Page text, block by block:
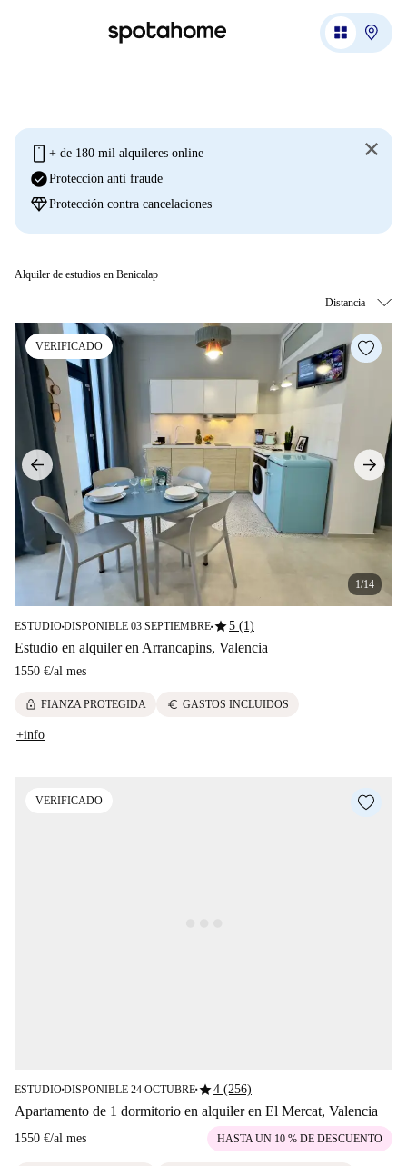
mobile + de 180 mil alquileres online
check_circleProtección anti fraude
diamondProtección contra cancelaciones
Alquiler de estudios en Benicalap
VERIFICADO
1/14
ESTUDIO■DISPONIBLE 03 SEPTIEMBRE■star5 (1)
Estudio en alquiler en Arrancapins, Valencia
1550 €/al mes
lock FIANZA PROTEGIDA euro GASTOS INCLUIDOS
+info
VERIFICADO
ESTUDIO■DISPONIBLE 24 OCTUBRE■star4 (256)
Apartamento de 1 dormitorio en alquiler en El Mercat, Valencia
1550 €/al mes HASTA UN 10 % DE DESCUENTO